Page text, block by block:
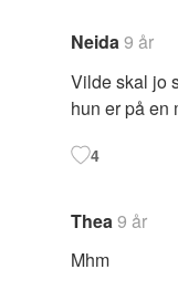
Neida9 år
Vilde skal jo
hun er på en
4
Thea 9 år
Mhm